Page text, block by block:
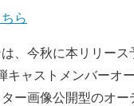
ら
、今秋に本リリー
キャストメンバーオ
ー画像公開型のオー